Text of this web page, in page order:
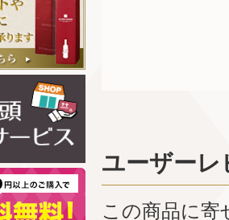
ユーザーレ
この商品に